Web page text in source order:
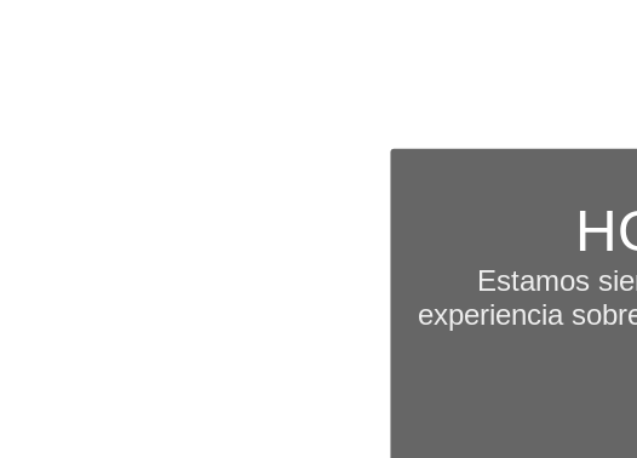
Estamos
experiencia